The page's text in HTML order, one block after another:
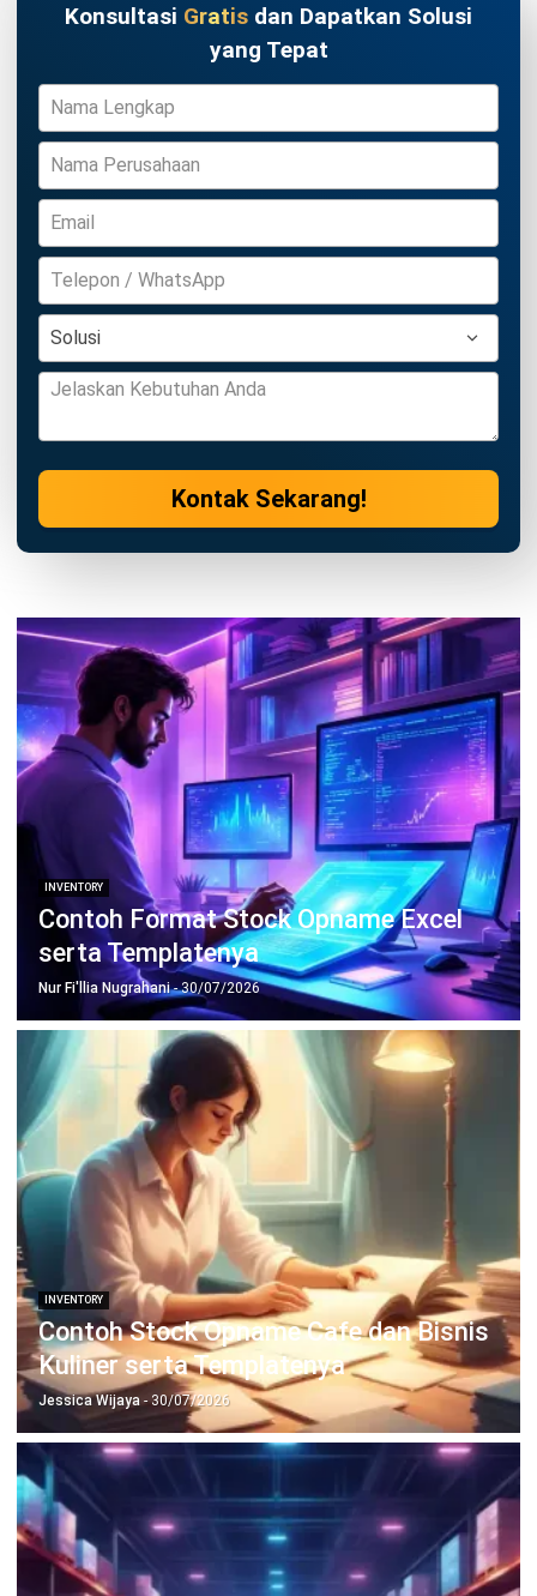
Konsultasi Gratis dan Dapatkan Solusi
yang Tepat
Kontak Sekarang!
INVENTORY
Contoh Format Stock Opname Excel
serta Templatenya
Nur Fi'llia Nugrahani- 30/07/2026
INVENTORY
Contoh Stock Opname Cafe dan Bisnis
Kuliner serta Templatenya
Jessica Wijaya - 30/07/2026